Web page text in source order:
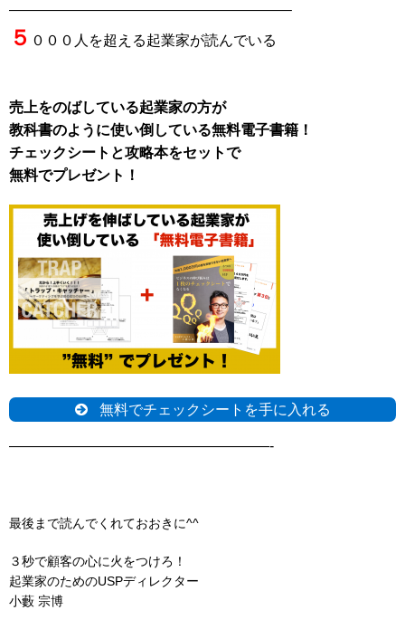
———————————————————–
５ ０００人を超える起業家が読んでいる
売上をのばしている起業家の方が
教科書のように使い倒している無料電子書籍！
チェックシートと攻略本をセットで
無料でプレゼント！
無料でチェックシートを手に入れる
——————————————————-
最後まで読んでくれておおきに^^
３秒で顧客の心に火をつけろ！
起業家のためのUSPディレクター
小藪 宗博